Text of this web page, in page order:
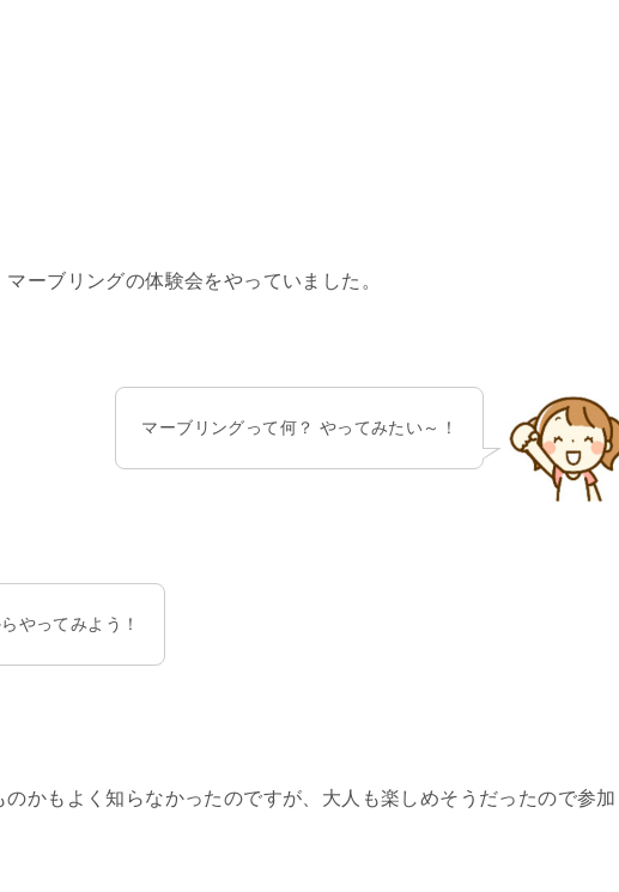
ーブリングの体験会をやっていました。
マーブリングって何？ やってみたい～！
やってみよう！
かもよく知らなかったのですが、大人も楽しめそうだったので参加